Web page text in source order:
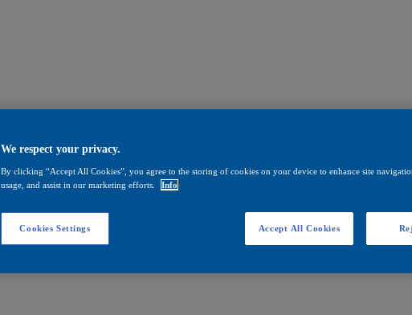
We respect your privacy.
By clicking “Accept All Cookies”, you agree to the storing of cookies on your device to enhance site
usage, and assist in our marketing efforts.
Info
Cookies Settings Accept All Cookies